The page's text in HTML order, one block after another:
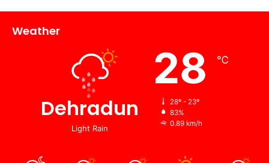
Weather
Dehradun
Light Rain
28 ℃
28º - 23º
83%
0.89 km/h